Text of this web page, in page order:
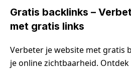
Gratis backlinks –
met gratis links
Verbeter je website met gratis
je online zichtbaarheid.